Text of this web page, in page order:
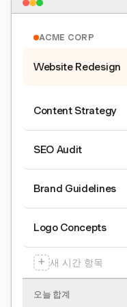
ACME CORP
Website Redesign
Content Strategy
SEO Audit
Brand Guidelines
Logo Concepts
+ 새 시간 항목
오늘 합계